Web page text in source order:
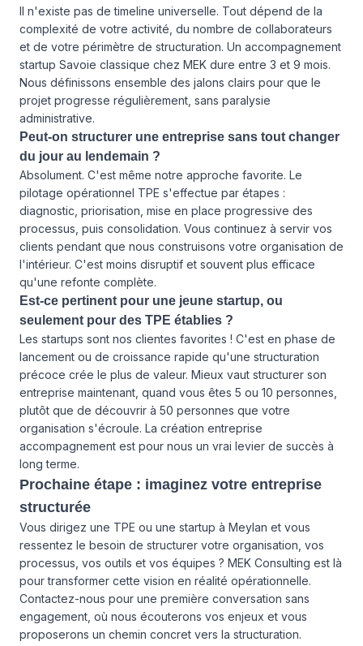
Il n'existe pas de timeline universelle. Tout dépend de la
complexité de votre activité, du nombre de collaborateurs
et de votre périmètre de structuration. Un accompagnement
startup Savoie classique chez MEK dure entre 3 et 9 mois.
Nous définissons ensemble des jalons clairs pour que le
projet progresse régulièrement, sans paralysie
administrative.
Peut-on structurer une entreprise sans tout changer
du jour au lendemain ?
Absolument. C'est même notre approche favorite. Le
pilotage opérationnel TPE s'effectue par étapes :
diagnostic, priorisation, mise en place progressive des
processus, puis consolidation. Vous continuez à servir vos
clients pendant que nous construisons votre organisation de
l'intérieur. C'est moins disruptif et souvent plus efficace
qu'une refonte complète.
Est-ce pertinent pour une jeune startup, ou
seulement pour des TPE établies ?
Les startups sont nos clientes favorites ! C'est en phase de
lancement ou de croissance rapide qu'une structuration
précoce crée le plus de valeur. Mieux vaut structurer son
entreprise maintenant, quand vous êtes 5 ou 10 personnes,
plutôt que de découvrir à 50 personnes que votre
organisation s'écroule. La création entreprise
accompagnement est pour nous un vrai levier de succès à
long terme.
Prochaine étape : imaginez votre entreprise
structurée
Vous dirigez une TPE ou une startup à Meylan et vous
ressentez le besoin de structurer votre organisation, vos
processus, vos outils et vos équipes ? MEK Consulting est là
pour transformer cette vision en réalité opérationnelle.
Contactez-nous pour une première conversation sans
engagement, où nous écouterons vos enjeux et vous
proposerons un chemin concret vers la structuration.